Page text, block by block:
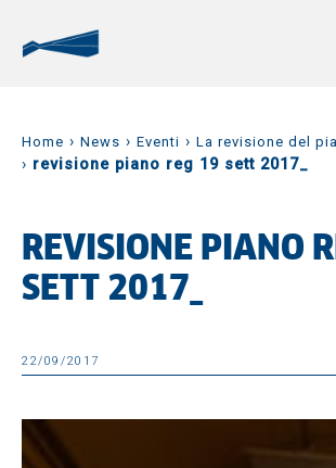
Home › News › Eventi › La revisione del
› revisione piano reg 19 sett 2017_
REVISIONE PIANO
SETT 2017_
22/09/2017